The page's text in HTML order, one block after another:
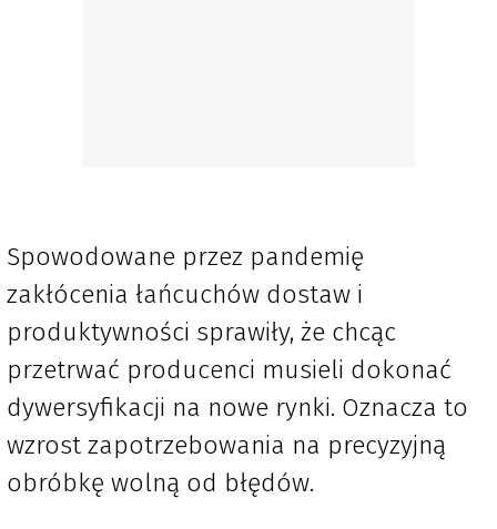
Spowodowane przez pandemię
zakłócenia łańcuchów dostaw i
produktywności sprawiły, że chcąc
przetrwać producenci musieli dokonać
dywersyfikacji na nowe rynki. Oznacza to
wzrost zapotrzebowania na precyzyjną
obróbkę wolną od błędów.